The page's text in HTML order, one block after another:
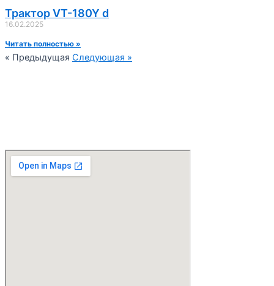
Трактор VT-180Y d
16.02.2025
Читать полностью »
« Предыдущая Следующая »